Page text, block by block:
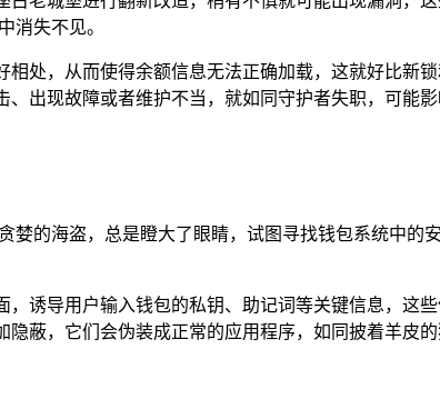
消失不见。
处，从而使得余额信息无法正确加载，这就好比新
出现故障或者维护不当，就如同守护者失职，可能
的海盗，总是瞪大了眼睛，试图寻找钱包系统中的
诱导用户输入钱包的私钥、助记词等关键信息，这
蔽，它们会伪装成正常的应用程序，如同披着羊皮